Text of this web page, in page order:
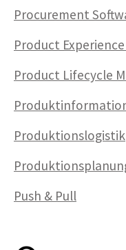
Procurement
Product
Product Lifecycle
Produktionslogistik
Push & Pull